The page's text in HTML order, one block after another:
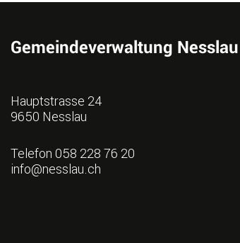
Fusszeile
Gemeindeverwaltung Nesslau
Hauptstrasse 24
9650 Nesslau
Telefon 058 228 76 20
info@nesslau.ch